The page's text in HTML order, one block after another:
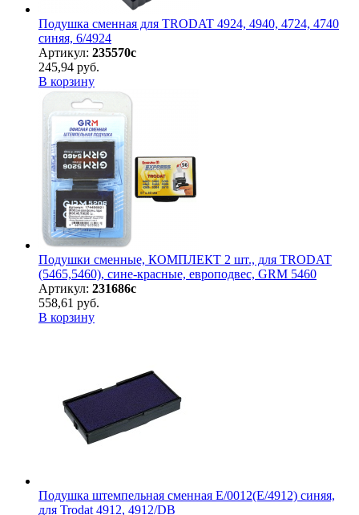
Подушка сменная для TRODAT 4924, 4940, 4724, 4740
синяя, 6/4924
Артикул: 235570с
245,94 руб.
В корзину
Подушки сменные, КОМПЛЕКТ 2 шт., для TRODAT
(5465,5460), сине-красные, европодвес, GRM 5460
Артикул: 231686с
558,61 руб.
В корзину
Подушка штемпельная сменная E/0012(E/4912) синяя,
для Trodat 4912, 4912/DB